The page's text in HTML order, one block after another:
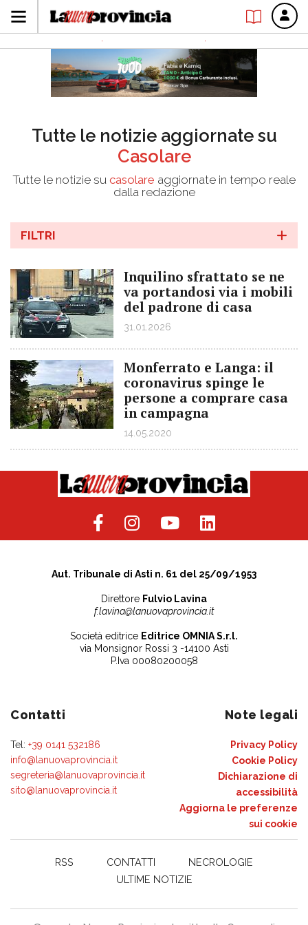
Tutte le notizie aggiornate su
Casolare
Tutte le notizie su casolare aggiornate in tempo reale
dalla redazione
FILTRI
Inquilino sfrattato se ne
va portandosi via i mobili
del padrone di casa
31.01.2026
Monferrato e Langa: il
coronavirus spinge le
persone a comprare casa
in campagna
14.05.2020
Aut. Tribunale di Asti n. 61 del 25/09/1953
Direttore Fulvio Lavina
f.lavina@lanuovaprovincia.it
Società editrice Editrice OMNIA S.r.l.
via Monsignor Rossi 3 -14100 Asti
P.Iva 00080200058
Contatti
Tel: +39 0141 532186
info@lanuovaprovincia.it
segreteria@lanuovaprovincia.it
sito@lanuovaprovincia.it
Note legali
Privacy Policy
Cookie Policy
Dichiarazione di
accessibilità
Aggiorna le preferenze
sui cookie
RSS CONTATTI
NECROLOGIE
ULTIME NOTIZIE